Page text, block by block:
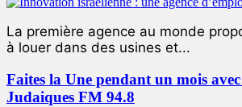
La première agence au monde
à louer dans des usines et...
Faites la Une pendant un mois
Judaiques FM 94.8